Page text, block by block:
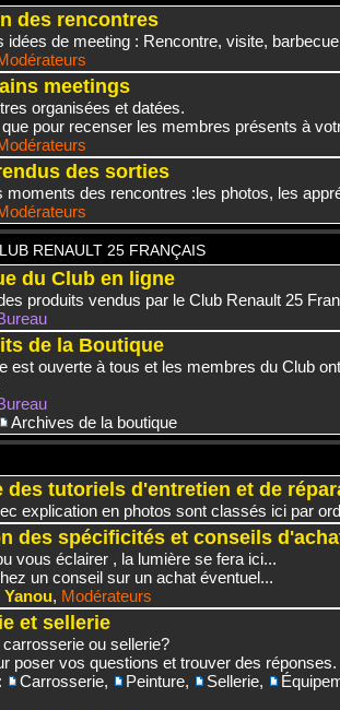
des rencontres
idées de meeting : Rencontre, visite,
meetings
organisées et datées.
pour recenser les membres présents à
des sorties
moments des rencontres :les photos, les
RENAULT 25 FRANÇAIS
du Club en ligne
produits vendus par le Club Renault 25
de la Boutique
est ouverte à tous et les membres du Club
Archives de la boutique
des tutoriels d'entretien et de
explication en photos sont classés ici par
des spécificités et conseils
vous éclairer , la lumière se fera ici...
un conseil sur un achat éventuel...
Yanou, Modérateurs
et sellerie
ou sellerie?
poser vos questions et trouver des réponses.
Carrosserie, Peinture, Sellerie,